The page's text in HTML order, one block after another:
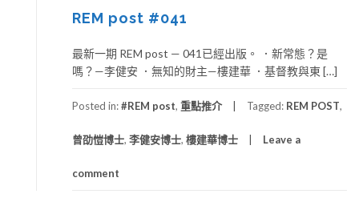
REM post #041
最新一期 REM post — 041已經出版。 ．新常態？是
嗎？—李健安 ．無知的財主—樓建華 ．基督教與東 […]
Posted in:#REM post, 重點推介 Tagged: REM POST,
曾劭愷博士, 李健安博士, 樓建華博士 Leave a
comment